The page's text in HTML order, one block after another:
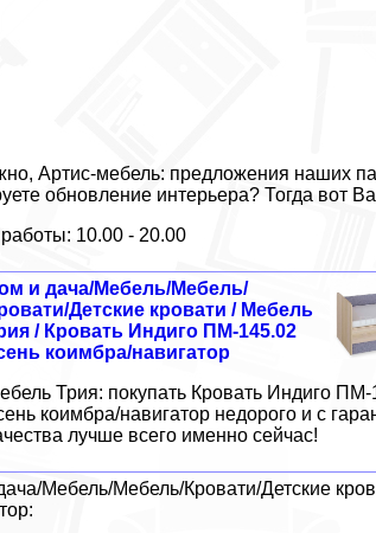
Артис-мебель: предложения наших
обновление интерьера? Тогда вот
10.00 - 20.00
и дача/Мебель/Мебель/
Детские кровати / Мебель
/ Кровать Индиго ПМ-145.02
коимбра/навигатор
Трия: покупать Кровать Индиго ПМ-
коимбра/навигатор недорого и с
лучше всего именно сейчас!
Мебель/Мебель/Кровати/Детские